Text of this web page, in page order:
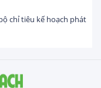
Nam đạt gần 25 tỷ